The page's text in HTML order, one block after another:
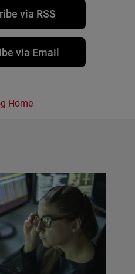
via RSS
via Email
Home